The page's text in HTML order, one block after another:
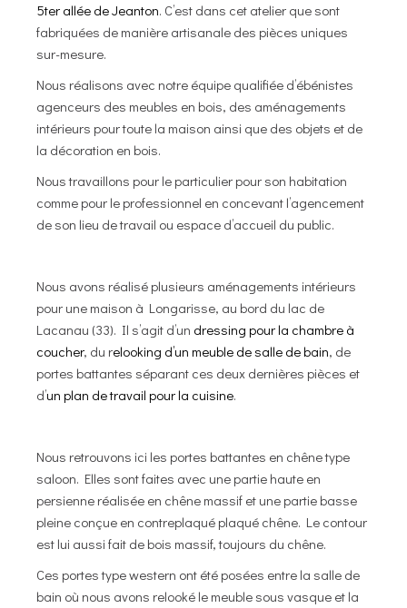
5ter allée de Jeanton. C’est dans cet atelier que sont
fabriquées de manière artisanale des pièces uniques
sur-mesure.
Nous réalisons avec notre équipe qualifiée d’ébénistes
agenceurs des meubles en bois, des aménagements
intérieurs pour toute la maison ainsi que des objets et de
la décoration en bois.
Nous travaillons pour le particulier pour son habitation
comme pour le professionnel en concevant l’agencement
de son lieu de travail ou espace d’accueil du public.
Nous avons réalisé plusieurs aménagements intérieurs
pour une maison à Longarisse, au bord du lac de
Lacanau (33). Il s’agit d’un dressing pour la chambre à
coucher, du relooking d’un meuble de salle de bain, de
portes battantes séparant ces deux dernières pièces et
d’un plan de travail pour la cuisine.
Nous retrouvons ici les portes battantes en chêne type
saloon. Elles sont faites avec une partie haute en
persienne réalisée en chêne massif et une partie basse
pleine conçue en contreplaqué plaqué chêne. Le contour
est lui aussi fait de bois massif, toujours du chêne.
Ces portes type western ont été posées entre la salle de
bain où nous avons relooké le meuble sous vasque et la